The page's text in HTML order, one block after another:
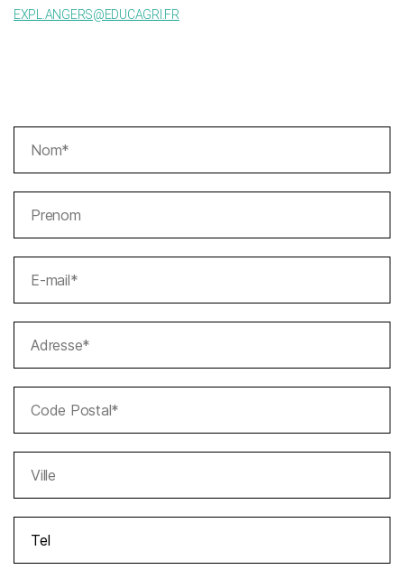
EXPL.ANGERS@EDUCAGRI.FR